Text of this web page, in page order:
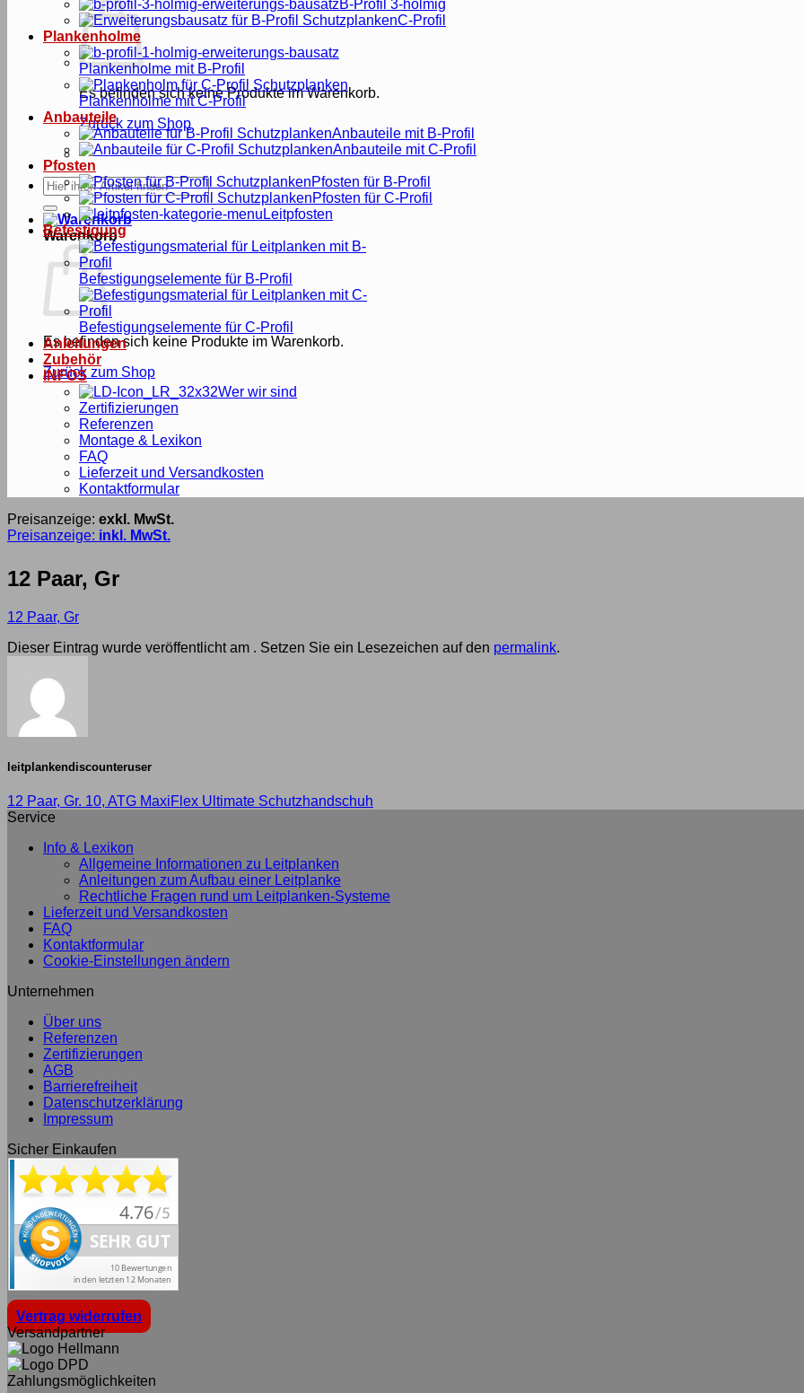
Es befinden sich keine Produkte im Warenkorb.
Zurück zum Shop
Suche
nach:
Warenkorb
Es befinden sich keine Produkte im Warenkorb.
Zurück zum Shop
B-Profil 3-holmig
C-Profil
Plankenholme
Plankenholme mit B-Profil
Plankenholme mit C-Profil
Anbauteile
Anbauteile mit B-Profil
Anbauteile mit C-Profil
Pfosten
Pfosten für B-Profil
Pfosten für C-Profil
Leitpfosten
Befestigung
Befestigungselemente für B-Profil
Befestigungselemente für C-Profil
Anleitungen
Zubehör
INFOS
Wer wir sind
Zertifizierungen
Referenzen
Montage & Lexikon
FAQ
Lieferzeit und Versandkosten
Kontaktformular
Preisanzeige: exkl. MwSt.
Preisanzeige: inkl. MwSt.
12 Paar, Gr
12 Paar, Gr
Dieser Eintrag wurde veröffentlicht am . Setzen Sie ein Lesezeichen auf den permalink.
leitplankendiscounteruser
12 Paar, Gr. 10, ATG MaxiFlex Ultimate Schutzhandschuh
Service
Info & Lexikon
Allgemeine Informationen zu Leitplanken
Anleitungen zum Aufbau einer Leitplanke
Rechtliche Fragen rund um Leitplanken-Systeme
Lieferzeit und Versandkosten
FAQ
Kontaktformular
Cookie-Einstellungen ändern
Unternehmen
Über uns
Referenzen
Zertifizierungen
AGB
Barrierefreiheit
Datenschutzerklärung
Impressum
Sicher Einkaufen
Vertrag widerrufen
Versandpartner
Zahlungsmöglichkeiten